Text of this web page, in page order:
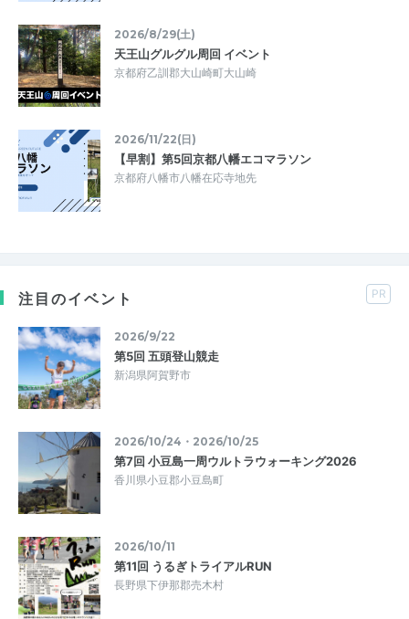
2026/8/29(土)
天王山グルグル周回 イベント
京都府乙訓郡大山崎町大山崎
2026/11/22(日)
【早割】第5回京都八幡エコマラソン
京都府八幡市八幡在応寺地先
注目のイベント PR
2026/9/22
第5回 五頭登山競走
新潟県阿賀野市
2026/10/24・2026/10/25
第7回 小豆島一周ウルトラウォーキング2026
香川県小豆郡小豆島町
2026/10/11
第11回 うるぎトライアルRUN
長野県下伊那郡売木村